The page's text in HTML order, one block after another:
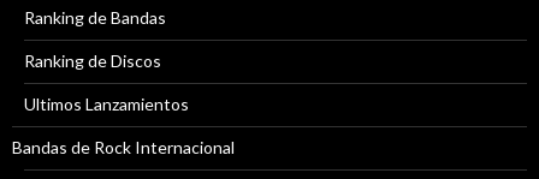
Ranking de Bandas
Ranking de Discos
Ultimos Lanzamientos
Bandas de Rock Internacional